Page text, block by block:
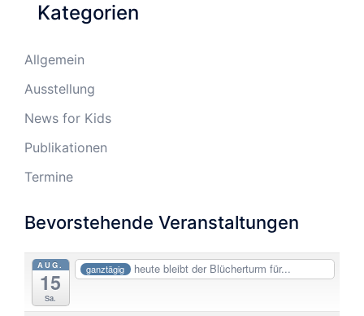
Kategorien
Allgemein
Ausstellung
News for Kids
Publikationen
Termine
Bevorstehende Veranstaltungen
AUG.
15
Sa.
ganztägig heute bleibt der Blücherturm für...